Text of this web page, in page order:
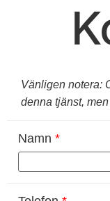
Vänligen notera:
denna tjänst,
Namn *